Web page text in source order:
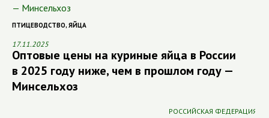
ПТИЦЕВОДСТВО, ЯЙЦА
17.11.2025
Оптовые цены на куриные яйца в России
в 2025 году ниже, чем в прошлом году —
Минсельхоз
РОССИЙСКАЯ ФЕДЕРАЦИЯ